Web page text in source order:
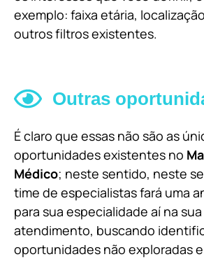
exemplo: faixa etária,
outros filtros existentes.
Outras
É claro que essas não são as
oportunidades existentes no
Médico; neste sentido, neste
time de especialistas fará uma
para sua especialidade aí na
atendimento, buscando
oportunidades não exploradas